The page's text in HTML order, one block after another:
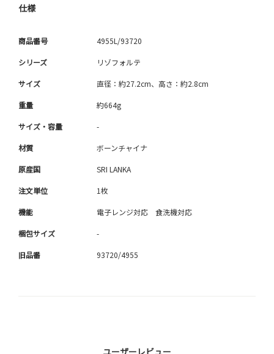
仕様
商品番号 4955L/93720
シリーズ リゾフォルテ
サイズ 直径：約27.2cm、高さ：約2.8cm
重量 約664g
サイズ・容量 -
材質 ボーンチャイナ
原産国 SRI LANKA
注文単位 1枚
機能 電子レンジ対応 食洗機対応
梱包サイズ -
旧品番 93720/4955
ユーザーレビュー